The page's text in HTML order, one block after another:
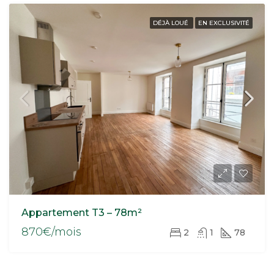
DÉJÀ LOUÉ EN EXCLUSIVITÉ
Appartement T3 – 78m²
870€/mois 2 1 78